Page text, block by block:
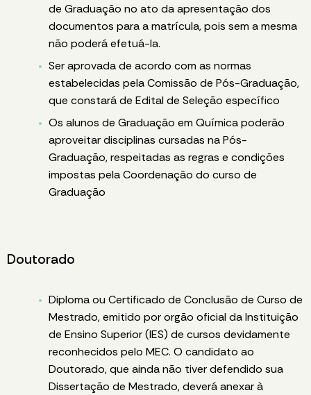
de Graduação no ato da apresentação dos
documentos para a matrícula, pois sem a mesma
não poderá efetuá-la.
Ser aprovada de acordo com as normas
estabelecidas pela Comissão de Pós-Graduação,
que constará de Edital de Seleção específico
Os alunos de Graduação em Química poderão
aproveitar disciplinas cursadas na Pós-
Graduação, respeitadas as regras e condições
impostas pela Coordenação do curso de
Graduação
Doutorado
Diploma ou Certificado de Conclusão de Curso de
Mestrado, emitido por orgão oficial da Instituição
de Ensino Superior (IES) de cursos devidamente
reconhecidos pelo MEC. O candidato ao
Doutorado, que ainda não tiver defendido sua
Dissertação de Mestrado, deverá anexar à